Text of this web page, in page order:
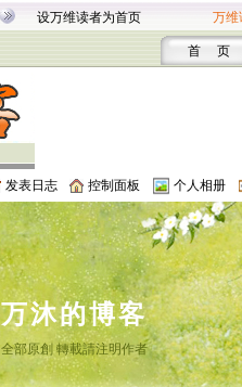
设万维读者为首页 万维
首 页
发表日志 控制面板 个人相册
万沐的博客
全部原創 轉載請注明作者